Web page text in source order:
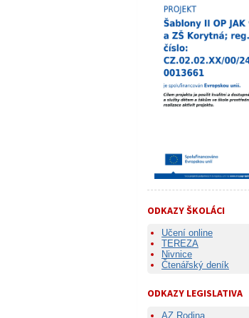
ODKAZY ŠKOLÁCI
Učení online
TEREZA
Nivnice
Čtenářský deník
ODKAZY LEGISLATIVA
AZ Rodina